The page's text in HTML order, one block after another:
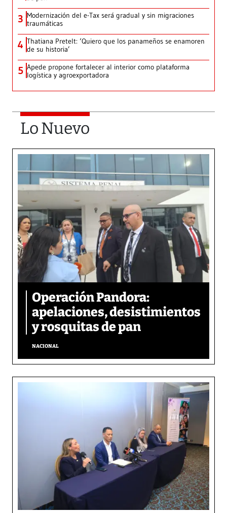
3 Modernización del e-Tax será gradual y sin migraciones
traumáticas
4 Thatiana Pretelt: ‘Quiero que los panameños se enamoren
de su historia’
5 Apede propone fortalecer al interior como plataforma
logística y agroexportadora
Lo Nuevo
Operación Pandora:
apelaciones, desistimientos
y rosquitas de pan
NACIONAL